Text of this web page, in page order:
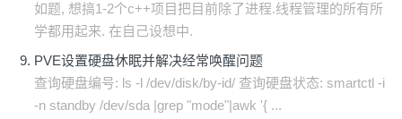
如题, 想搞1-2个c++项目把目前除了进程.线程管理的所有所
学都用起来. 在自己设想中.
PVE设置硬盘休眠并解决经常唤醒问题
查询硬盘编号: ls -l /dev/disk/by-id/ 查询硬盘状态: smartctl -i
-n standby /dev/sda |grep "mode"|awk '{ ...